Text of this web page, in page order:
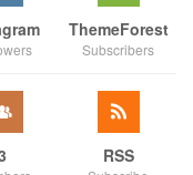
ThemeForest
Subscribers
RSS